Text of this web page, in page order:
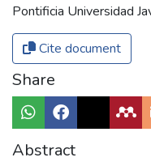
Pontificia Universidad
Cite document
Share
Abstract